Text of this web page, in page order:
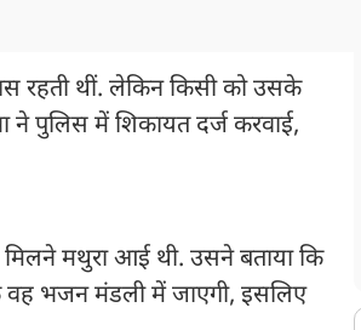
रहती थीं. लेकिन किसी को उसके
ने पुलिस में शिकायत दर्ज करवाई,
मिलने मथुरा आई थी. उसने बताया कि
भजन मंडली में जाएगी, इसलिए